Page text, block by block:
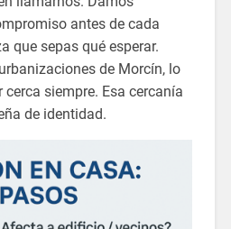
antes de cada
que sepas qué esperar.
de Morcín, lo
siempre. Esa cercanía
de identidad.